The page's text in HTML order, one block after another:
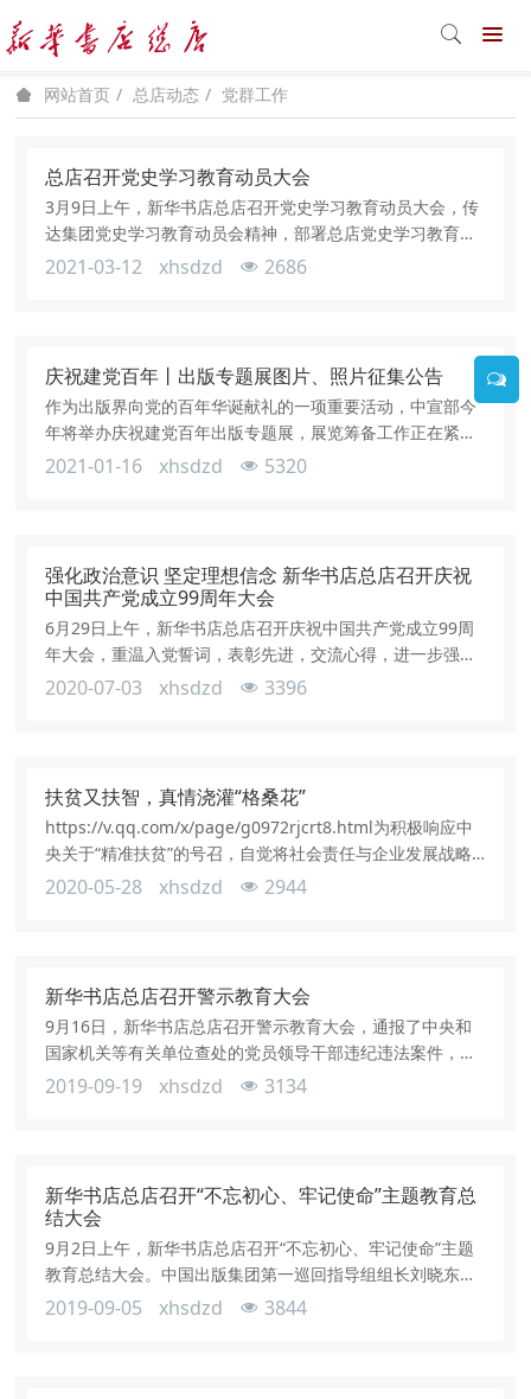
网站首页 总店动态 党群工作
总店召开党史学习教育动员大会
3月9日上午，新华书店总店召开党史学习教育动员大会，传
达集团党史学习教育动员会精神，部署总店党史学习教育工
作。党委书记、执行董事、总店党史学习教育领导小组组长
讲话精神。总店党委委员、党史学习教育领导小组成员及办
公室成员、全体中层干部、各党支
2021-03-12 xhsdzd 2686
庆祝建党百年丨出版专题展图片、照片征集公告
作为出版界向党的百年华诞献礼的一项重要活动，中宣部今
年将举办庆祝建党百年出版专题展，展览筹备工作正在紧锣
密鼓进行中。根据展览需要，急需再征集一批反映出版工作
文化、开展全民阅读、热心公益活动●反映出版人在一线兢
兢业业工作、编辑与作者亲密合作、倾心服
2021-01-16 xhsdzd 5320
强化政治意识 坚定理想信念 新华书店总店召开庆祝
中国共产党成立99周年大会
6月29日上午，新华书店总店召开庆祝中国共产党成立99周
年大会，重温入党誓词，表彰先进，交流心得，进一步强化
全体党员干部的政治意识，坚定理想信念。党委书记、执行
议。茅院生在讲党课中强调，习近平总书记要求党员领导干
部要坚定理想信念，指出“理想
2020-07-03 xhsdzd 3396
扶贫又扶智，真情浇灌“格桑花”
https://v.qq.com/x/page/g0972rjcrt8.html为积极响应中
央关于“精准扶贫”的号召，自觉将社会责任与企业发展战略
相融合，助力贫困学生健康成长，在六一儿童节到来之际，
困学生，开展爱心捐赠。5月27日，总店第五
2020-05-28 xhsdzd 2944
新华书店总店召开警示教育大会
9月16日，新华书店总店召开警示教育大会，通报了中央和
国家机关等有关单位查处的党员领导干部违纪违法案件，以
案明纪、以案为戒、以案促改，进一步把“不忘初心、牢记使
大以来中央和国家机关所属企事业单位党员领导干部违纪违
法典型案例通报》《关于五起违反
2019-09-19 xhsdzd 3134
新华书店总店召开“不忘初心、牢记使命”主题教育总
结大会
9月2日上午，新华书店总店召开“不忘初心、牢记使命”主题
教育总结大会。中国出版集团第一巡回指导组组长刘晓东出
席并讲话，总店党委副书记、总经理茅院生作《新华书店总
2019-09-05 xhsdzd 3844